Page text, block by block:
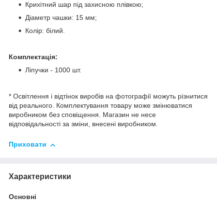
Крихітний шар під захисною плівкою;
Діаметр чашки: 15 мм;
Колір: білий.
Комплектація:
Ліпучки - 1000 шт.
* Освітлення і відтінок виробів на фотографії можуть різнитися
від реального. Комплектування товару може змінюватися
виробником без сповіщення. Магазин не несе
відповідальності за зміни, внесені виробником.
Приховати
Характеристики
Основні